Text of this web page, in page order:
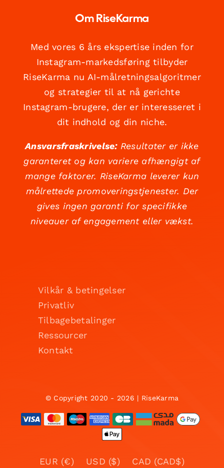
Om RiseKarma
Med vores 6 års ekspertise inden for
Instagram-markedsføring tilbyder
RiseKarma nu AI-målretningsalgoritmer
og strategier til at nå gerichte
Instagram-brugere, der er interesseret i
dit indhold og din niche.
Ansvarsfraskrivelse:Resultater er ikke
garanteret og kan variere afhængigt af
mange faktorer. RiseKarma leverer kun
målrettede promoveringstjenester. Der
gives ingen garanti for specifikke
niveauer af engagement eller vækst.
Vilkår & betingelser
Privatliv
Tilbagebetalinger
Ressourcer
Kontakt
© Copyright 2020 - 2026 | RiseKarma
EUR (€) USD ($)
CAD (CAD$)